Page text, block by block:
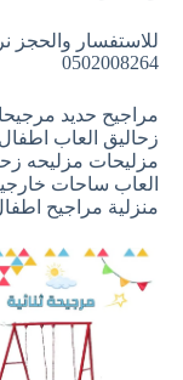
للاستفسار والحجز
0502008264
مراجيح حديد
زحاليق العاب
مزليحات مزليحه
العاب ساحات
منزلية مراجيح